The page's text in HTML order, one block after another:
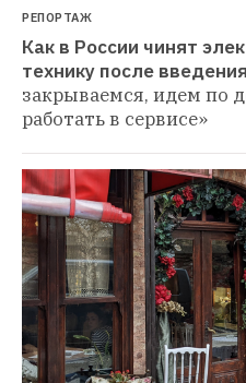
РЕПОРТАЖ
Как в России чинят
технику после
закрываемся, идем по
работать в сервисе»